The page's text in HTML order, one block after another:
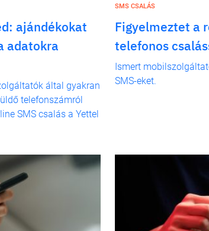
ajándékokat
adatokra
által gyakran
telefonszámról
SMS csalás a Yettel
SMS CSALÁS
Figyelmeztet a
telefonos
Ismert
SMS-eket.